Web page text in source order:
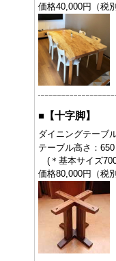
価格40,000円（税別
■ 【十字脚】
ダイニングテーブ
テーブル高さ：
(＊基本サイズ
価格80,000円（税別